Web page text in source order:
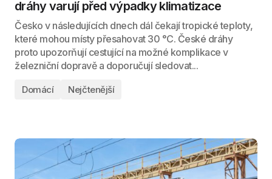
dráhy varují před výpadky klimatizace
Česko v následujících dnech dál čekají tropické teploty,
které mohou místy přesahovat 30 °C. České dráhy
proto upozorňují cestující na možné komplikace v
železniční dopravě a doporučují sledovat...
Domácí Nejčtenější